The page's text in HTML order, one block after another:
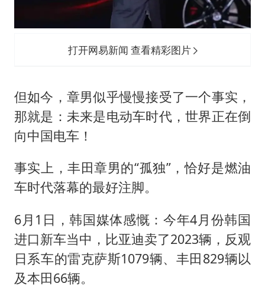
打开网易新闻 查看精彩图片
但如今，章男似乎慢慢接受了一个事实，
那就是：未来是电动车时代，世界正在倒
向中国电车！
事实上，丰田章男的“孤独”，恰好是燃油
车时代落幕的最好注脚。
6月1日，韩国媒体感慨：今年4月份韩国
进口新车当中，比亚迪卖了2023辆，反观
日系车的雷克萨斯1079辆、丰田829辆以
及本田66辆。